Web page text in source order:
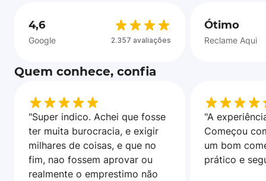
4,6
Google 2.357 avaliações
Ótimo
Reclame Aqui
Quem conhece, confia
"Super indico. Achei que fosse
ter muita burocracia, e exigir
milhares de coisas, e que no
fim, nao fossem aprovar ou
realmente o emprestimo não
"A
Começou
um bom
prático e